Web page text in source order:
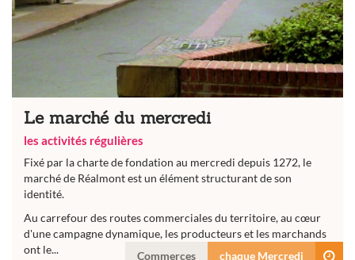
Le marché du mercredi
les activités régulières
Fixé par la charte de fondation au mercredi depuis 1272, le
marché de Réalmont est un élément structurant de son
identité.
Au carrefour des routes commerciales du territoire, au cœur
d'une campagne dynamique, les producteurs et les marchands
ont le...
Commerces chaque Mercredi